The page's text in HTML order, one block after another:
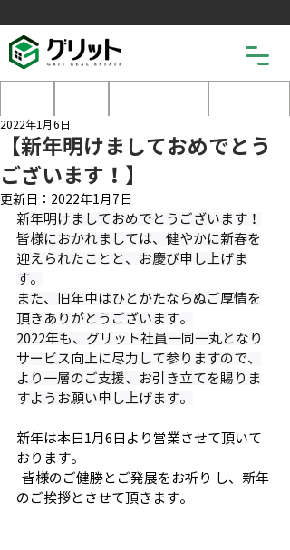
【新年明けましておめでとう
ございます！】
2022年1月6日
更新日： 2022年1月7日
新年明けましておめでとうございます！
皆様におかれましては、健やかに新春を
迎えられたことと、お慶び申し上げま
す。
また、旧年中はひとかたならぬご厚情を
頂きありがとうございます。
2022年も、グリット社員一同一丸となり
サービス向上に尽力して参りますので、
より一層のご支援、お引き立てを賜りま
すようお願い申し上げます。
新年は本日1月6日より営業させて頂いて
おります。
のご挨拶とさせて頂きます。